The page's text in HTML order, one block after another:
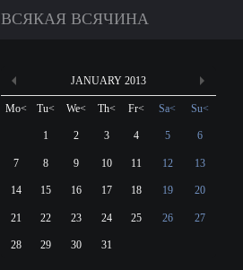
ВСЯКАЯ ВСЯЧИНА
Mo< Tu< We< Th< Fr< Sa< Su<
1 2 3 4 5 6
7 8 9 10 11 12 13
14 15 16 17 18 19 20
21 22 23 24 25 26 27
28 29 30 31
JANUARY 2013